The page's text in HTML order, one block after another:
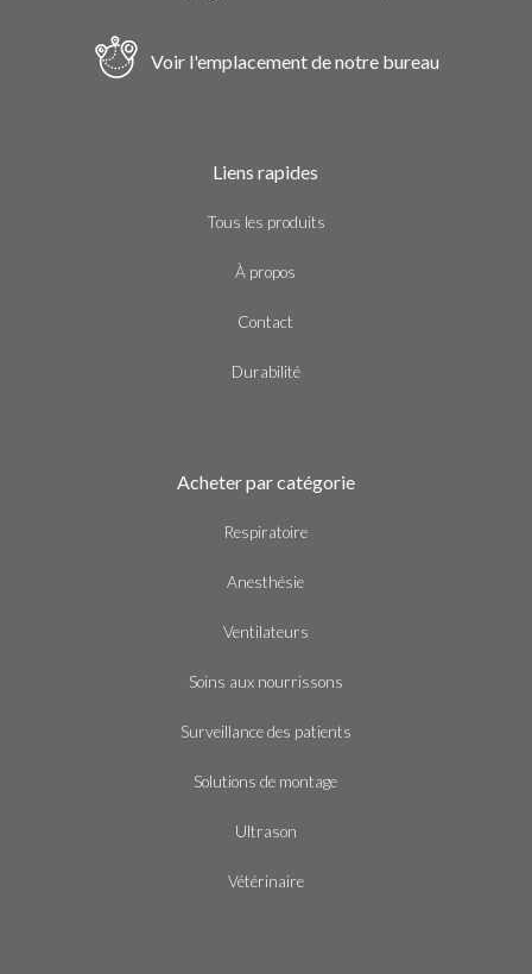
Voir l'emplacement de notre bureau
Liens rapides
Tous les produits
À propos
Contact
Durabilité
Acheter par catégorie
Respiratoire
Anesthésie
Ventilateurs
Soins aux nourrissons
Surveillance des patients
Solutions de montage
Ultrason
Vétérinaire